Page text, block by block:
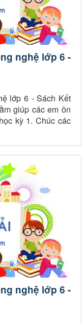
nghệ lớp 6 -
lớp 6 - Sách Kết
giúp các em ôn
kỳ 1. Chúc các
nghệ lớp 6 -